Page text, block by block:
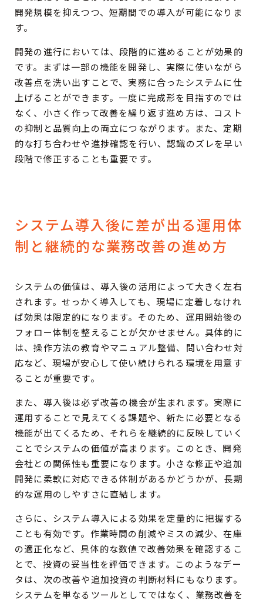
開発規模を抑えつつ、短期間での導入が可能になりま
す。
開発の進行においては、段階的に進めることが効果的
です。まずは一部の機能を開発し、実際に使いながら
改善点を洗い出すことで、実務に合ったシステムに仕
上げることができます。一度に完成形を目指すのでは
なく、小さく作って改善を繰り返す進め方は、コスト
の抑制と品質向上の両立につながります。また、定期
的な打ち合わせや進捗確認を行い、認識のズレを早い
段階で修正することも重要です。
システム導入後に差が出る運用体
制と継続的な業務改善の進め方
システムの価値は、導入後の活用によって大きく左右
されます。せっかく導入しても、現場に定着しなけれ
ば効果は限定的になります。そのため、運用開始後の
フォロー体制を整えることが欠かせません。具体的に
は、操作方法の教育やマニュアル整備、問い合わせ対
応など、現場が安心して使い続けられる環境を用意す
ることが重要です。
また、導入後は必ず改善の機会が生まれます。実際に
運用することで見えてくる課題や、新たに必要となる
機能が出てくるため、それらを継続的に反映していく
ことでシステムの価値が高まります。このとき、開発
会社との関係性も重要になります。小さな修正や追加
開発に柔軟に対応できる体制があるかどうかが、長期
的な運用のしやすさに直結します。
さらに、システム導入による効果を定量的に把握する
ことも有効です。作業時間の削減やミスの減少、在庫
の適正化など、具体的な数値で改善効果を確認するこ
とで、投資の妥当性を評価できます。このようなデー
タは、次の改善や追加投資の判断材料にもなります。
システムを単なるツールとしてではなく、業務改善を